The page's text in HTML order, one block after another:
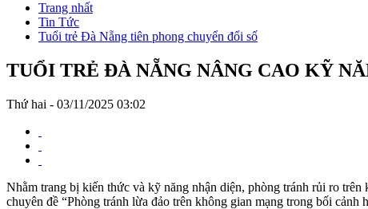
Trang nhất
Tin Tức
Tuổi trẻ Đà Nẵng tiên phong chuyển đổi số
TUỔI TRẺ ĐÀ NẴNG NÂNG CAO KỸ
Thứ hai - 03/11/2025 03:02
Nhằm trang bị kiến thức và kỹ năng nhận diện, phòng tránh rủi ro
chuyên đề “Phòng tránh lừa đảo trên không gian mạng trong bối